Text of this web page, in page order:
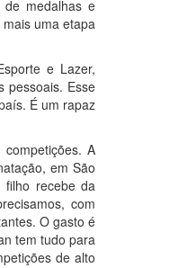
medalhas e
uma etapa
e Lazer,
pessoais. Esse
É um rapaz
A
em São
filho recebe da
com
O gasto é
tem tudo para
de alto